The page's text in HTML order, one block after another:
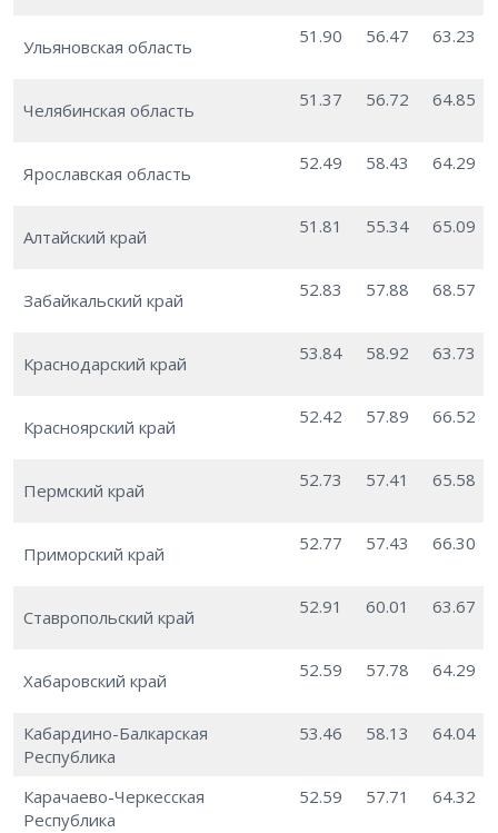
Ульяновская область 51.90 56.47 63.23
Челябинская область 51.37 56.72 64.85
Ярославская область 52.49 58.43 64.29
Алтайский край 51.81 55.34 65.09
Забайкальский край 52.83 57.88 68.57
Краснодарский край 53.84 58.92 63.73
Красноярский край 52.42 57.89 66.52
Пермский край 52.73 57.41 65.58
Приморский край 52.77 57.43 66.30
Ставропольский край 52.91 60.01 63.67
Хабаровский край 52.59 57.78 64.29
Кабардино-Балкарская
Республика
53.46 58.13 64.04
Карачаево-Черкесская
Республика
52.59 57.71 64.32